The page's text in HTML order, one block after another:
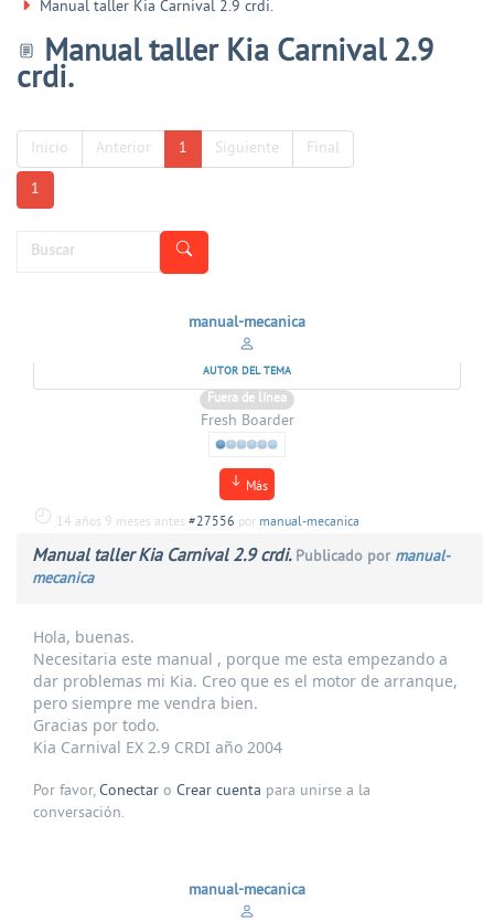
Manual taller Kia Carnival 2.9 crdi.
Manual taller Kia Carnival 2.9
crdi.
Inicio Anterior 1 Siguiente Final
1
manual-mecanica
AUTOR DEL TEMA
Fuera de línea
Fresh Boarder
Más
14 años 9 meses antes #27556 por manual-mecanica
Manual taller Kia Carnival 2.9 crdi.Publicado por manual-
mecanica
Hola, buenas.
Necesitaria este manual , porque me esta empezando a
dar problemas mi Kia. Creo que es el motor de arranque,
pero siempre me vendra bien.
Gracias por todo.
Kia Carnival EX 2.9 CRDI año 2004
Por favor,Conectar o Crear cuenta para unirse a la
conversación.
manual-mecanica